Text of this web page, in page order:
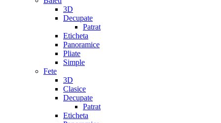
3D
Decupate
Patrat
Eticheta
Panoramice
Pliate
Simple
Fete
3D
Clasice
Decupate
Patrat
Eticheta